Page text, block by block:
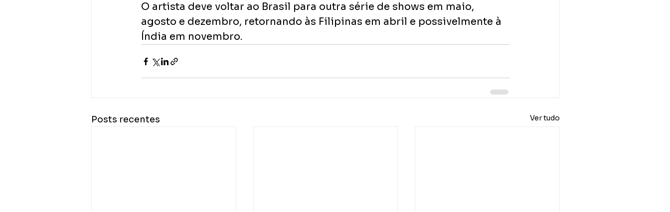
O artista deve voltar ao Brasil para outra série de shows em maio,
agosto e dezembro, retornando às Filipinas em abril e possivelmente à
Índia em novembro.
Posts recentes Ver tudo